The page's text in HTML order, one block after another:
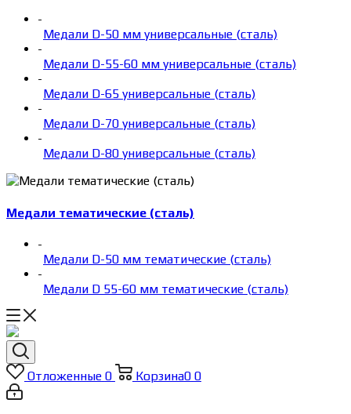
-
Медали D-50 мм универсальные (сталь)
-
Медали D-55-60 мм универсальные (сталь)
-
Медали D-65 универсальные (сталь)
-
Медали D-70 универсальные (сталь)
-
Медали D-80 универсальные (сталь)
Медали тематические (сталь)
-
Медали D-50 мм тематические (сталь)
-
Медали D 55-60 мм тематические (сталь)
Отложенные 0 Корзина0 0